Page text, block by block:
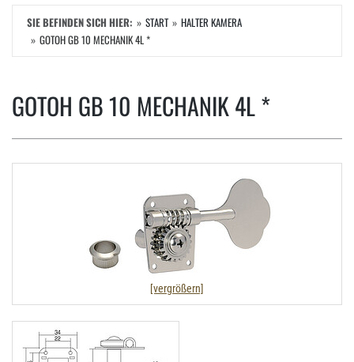
SIE BEFINDEN SICH HIER: START
HALTER KAMERA
GOTOH GB 10 MECHANIK 4L *
GOTOH GB 10 MECHANIK 4L *
[vergrößern]